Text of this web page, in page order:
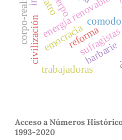
sufragistas
energía renovable
reforma
civilización barbarie
corpo-realidad
trabajadoras
emocracia
Acceso a Números
1993-2020